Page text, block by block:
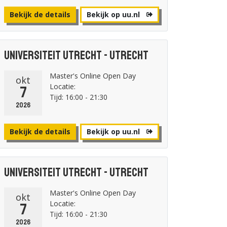
Bekijk de details Bekijk op uu.nl
Universiteit Utrecht - Utrecht
okt
7
2026
Master's Online Open Day
Locatie:
Tijd: 16:00 - 21:30
Bekijk de details Bekijk op uu.nl
Universiteit Utrecht - Utrecht
okt
7
2026
Master's Online Open Day
Locatie:
Tijd: 16:00 - 21:30